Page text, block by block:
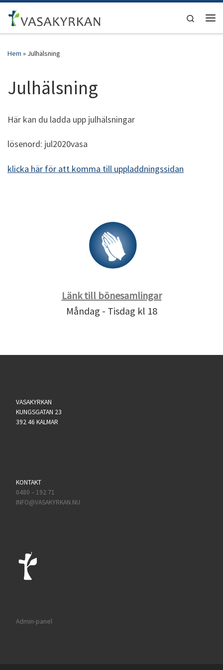
Hoppa till innehåll
Search
Hem » Julhälsning
Julhälsning
Här kan du ladda upp julhälsningar
lösenord: jul2020vasa
klicka här för att komma till uppladdningssidan
Länk till bönesamlingar
Måndag - Tisdag kl 18
VASAKYRKAN
KUNGSGATAN 23
392 46 KALMAR
KONTAKT
0480 – 192 71
INFO@VASAKYRKAN.NU
Admin-panel